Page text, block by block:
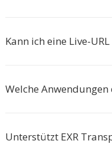
Kann ich eine Live-
Welche Anwendungen
Unterstützt EXR